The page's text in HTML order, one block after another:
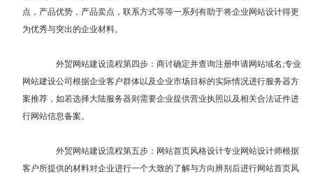
点，产品优势，产品卖点，联系方式等等一系列有助于将企业网站设计得更
为优秀与突出的企业材料。
外贸网站建设流程第四步：商讨确定并查询注册申请网站域名;专业
网站建设公司根据企业客户群体以及企业市场目标的实际情况进行服务器方
案推荐，如若选择大陆服务器则需要企业提供营业执照以及相关合法证件进
行网站信息备案。
外贸网站建设流程第五步：网站首页风格设计专业网站设计师根据
客户所提供的材料对企业进行一个大致的了解与方向辨别后进行网站首页风